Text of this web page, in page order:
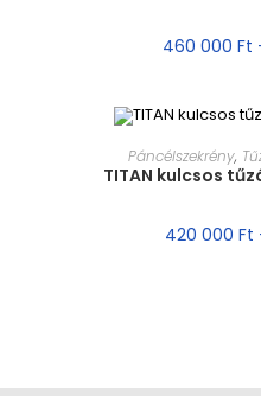
460 000 Ft
MÉRET
Páncélszekrény,
TITAN kulcsos
420 000 Ft